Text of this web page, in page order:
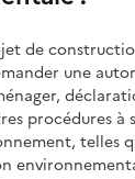
de
une
procédures à
telles